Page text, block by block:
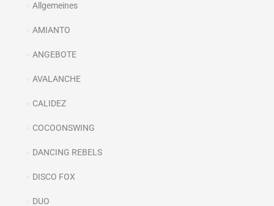
Allgemeines
AMIANTO
ANGEBOTE
AVALANCHE
CALIDEZ
COCOONSWING
DANCING REBELS
DISCO FOX
DUO